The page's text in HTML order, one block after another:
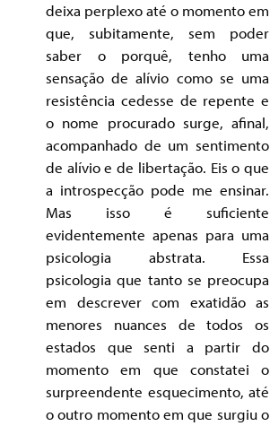
deixa perplexo até o momento em
que, subitamente, sem poder
saber o porquê, tenho uma
sensação de alívio como se uma
resistência cedesse de repente e
o nome procurado surge, afinal,
acompanhado de um sentimento
de alívio e de libertação. Eis o que
a introspecção pode me ensinar.
Mas isso é suficiente
evidentemente apenas para uma
psicologia abstrata. Essa
psicologia que tanto se preocupa
em descrever com exatidão as
menores nuances de todos os
estados que senti a partir do
momento em que constatei o
surpreendente esquecimento, até
o outro momento em que surgiu o